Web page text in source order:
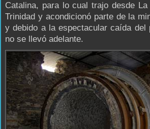
Catalina, para lo cual trajo desde
Trinidad y acondicionó parte de la
y debido a la espectacular caída
no se llevó adelante.